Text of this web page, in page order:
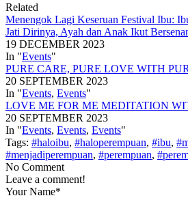
Related
Menengok Lagi Keseruan Festival Ibu:
Jati Dirinya, Ayah dan Anak Ikut
19 DECEMBER 2023
In "Events"
PURE CARE, PURE LOVE WITH
20 SEPTEMBER 2023
In "Events, Events"
LOVE ME FOR ME MEDITATION
20 SEPTEMBER 2023
In "Events, Events, Events"
Tags: #haloibu, #haloperempuan, #ibu,
#menjadiperempuan, #perempuan,
No Comment
Leave a comment!
Your Name*